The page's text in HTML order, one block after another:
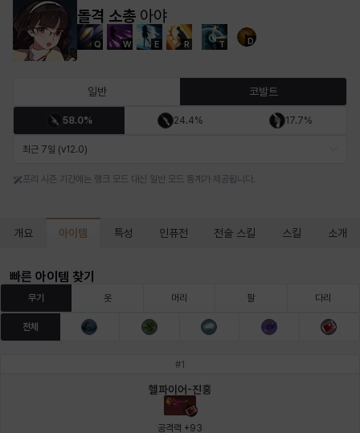
바바라 버니스
아야 아이솔 아이작 알렉스 알론소 얀
에키온 엘레나
돌격 소총 아야
Q W E R T D
일반 코발트
58.0% 24.4% 17.7%
최근 7일 (v12.0)
프리 시즌 기간에는 랭크 모드 대신 일반 모드 통계가 제공됩니다.
개요 아이템 특성 인퓨전 전술 스킬 스킬 소개
빠른 아이템 찾기
무기 옷 머리 팔 다리
전체
#1
헬파이어-진홍
공격력 +93